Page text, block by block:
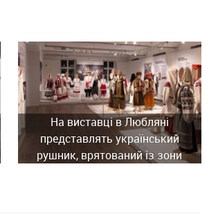
На виставці в Любляні
представлять український
рушник, врятований із зони